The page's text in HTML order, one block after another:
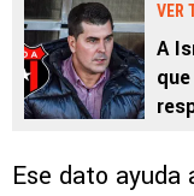
VER
A
Ese dato